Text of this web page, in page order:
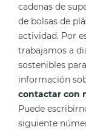
cadenas de
de bolsas de
actividad. Por
trabajamos a
sostenibles
información
contactar con
Puede
siguiente